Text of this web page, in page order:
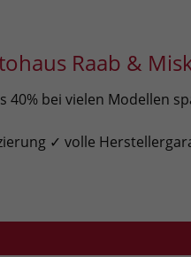
Raab &
40% bei vielen Modellen
✓ volle